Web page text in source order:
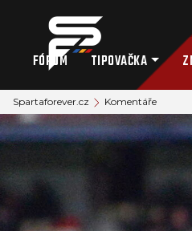
FÓRUM TIPOVAČKA
Spartaforever.cz Komentáře